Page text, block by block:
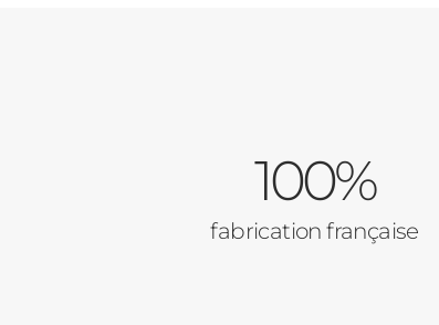
100%
fabrication française